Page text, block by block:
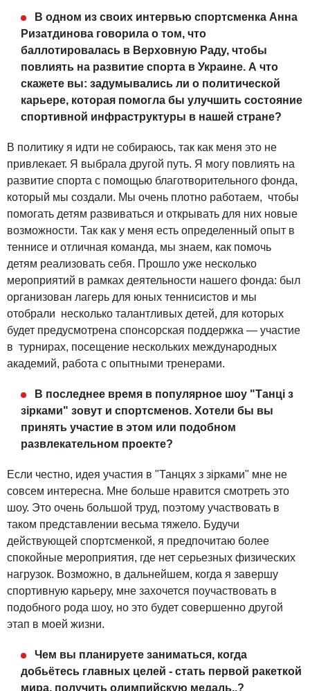
В одном из своих интервью спортсменка Анна
Ризатдинова говорила о том, что
баллотировалась в Верховную Раду, чтобы
повлиять на развитие спорта в Украине. А что
скажете вы: задумывались ли о политической
карьере, которая помогла бы улучшить состояние
спортивной инфраструктуры в нашей стране?
В политику я идти не собираюсь, так как меня это не
привлекает. Я выбрала другой путь. Я могу повлиять на
развитие спорта с помощью благотворительного фонда,
который мы создали. Мы очень плотно работаем, чтобы
помогать детям развиваться и открывать для них новые
возможности. Так как у меня есть определенный опыт в
теннисе и отличная команда, мы знаем, как помочь
детям реализовать себя. Прошло уже несколько
мероприятий в рамках деятельности нашего фонда: был
организован лагерь для юных теннисистов и мы
отобрали несколько талантливых детей, для которых
будет предусмотрена спонсорская поддержка ― участие
в турнирах, посещение нескольких международных
академий, работа с опытными тренерами.
В последнее время в популярное шоу "Танці з
зірками" зовут и спортсменов. Хотели бы вы
принять участие в этом или подобном
развлекательном проекте?
Если честно, идея участия в "Танцях з зірками" мне не
совсем интересна. Мне больше нравится смотреть это
шоу. Это очень большой труд, поэтому участвовать в
таком представлении весьма тяжело. Будучи
действующей спортсменкой, я предпочитаю более
спокойные мероприятия, где нет серьезных физических
нагрузок. Возможно, в дальнейшем, когда я завершу
спортивную карьеру, мне захочется поучаствовать в
подобного рода шоу, но это будет совершенно другой
этап в моей жизни.
Чем вы планируете заниматься, когда
добьётесь главных целей - стать первой ракеткой
мира, получить олимпийскую медаль..?